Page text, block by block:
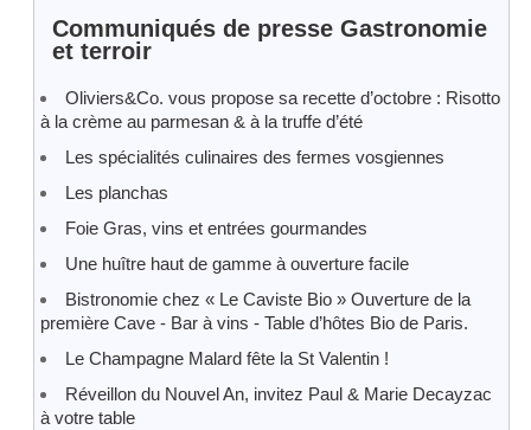
Communiqués de presse Gastronomie
et terroir
Oliviers&Co. vous propose sa recette d’octobre : Risotto
à la crème au parmesan & à la truffe d’été
Les spécialités culinaires des fermes vosgiennes
Les planchas
Foie Gras, vins et entrées gourmandes
Une huître haut de gamme à ouverture facile
Bistronomie chez « Le Caviste Bio » Ouverture de la
première Cave - Bar à vins - Table d’hôtes Bio de Paris.
Le Champagne Malard fête la St Valentin !
Réveillon du Nouvel An, invitez Paul & Marie Decayzac
à votre table